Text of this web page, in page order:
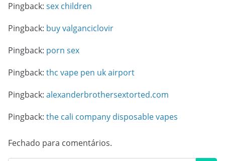
Pingback: sex children
Pingback: buy valganciclovir
Pingback: porn sex
Pingback: thc vape pen uk airport
Pingback: alexanderbrothersextorted.com
Pingback: the cali company disposable vapes
Fechado para comentários.